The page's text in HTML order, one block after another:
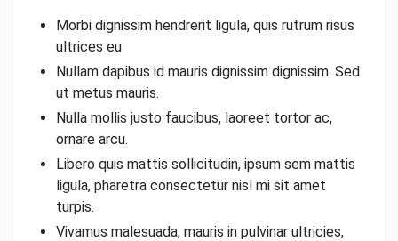
Morbi dignissim hendrerit ligula, quis rutrum risus
ultrices eu
Nullam dapibus id mauris dignissim dignissim. Sed
ut metus mauris.
Nulla mollis justo faucibus, laoreet tortor ac,
ornare arcu.
Libero quis mattis sollicitudin, ipsum sem mattis
ligula, pharetra consectetur nisl mi sit amet
turpis.
Vivamus malesuada, mauris in pulvinar ultricies,